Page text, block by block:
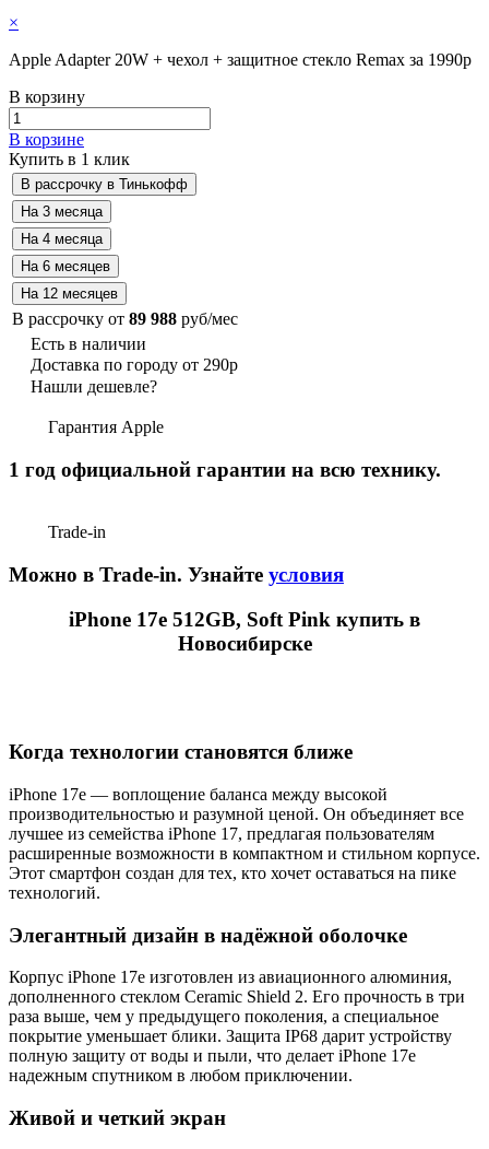
×
Apple Adapter 20W + чехол + защитное стекло Remax за 1990р
В корзину
В корзине
Купить в 1 клик
В рассрочку от 89 988 руб/мес
Есть в наличии
Доставка по городу от 290р
Нашли дешевле?
Гарантия Apple
1 год официальной гарантии на всю технику.
Trade-in
Можно в Trade-in. Узнайте условия
iPhone 17e 512GB, Soft Pink купить в
Новосибирске
Когда технологии становятся ближе
iPhone 17e — воплощение баланса между высокой
производительностью и разумной ценой. Он объединяет все
лучшее из семейства iPhone 17, предлагая пользователям
расширенные возможности в компактном и стильном корпусе.
Этот смартфон создан для тех, кто хочет оставаться на пике
технологий.
Элегантный дизайн в надёжной оболочке
Корпус iPhone 17e изготовлен из авиационного алюминия,
дополненного стеклом Ceramic Shield 2. Его прочность в три
раза выше, чем у предыдущего поколения, а специальное
покрытие уменьшает блики. Защита IP68 дарит устройству
полную защиту от воды и пыли, что делает iPhone 17e
надежным спутником в любом приключении.
Живой и четкий экран